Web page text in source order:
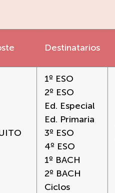
Destinatarios
1º ESO
2º ESO
Ed. Especial
Ed. Primaria
3º ESO
4º ESO
1º BACH
2º BACH
Ciclos